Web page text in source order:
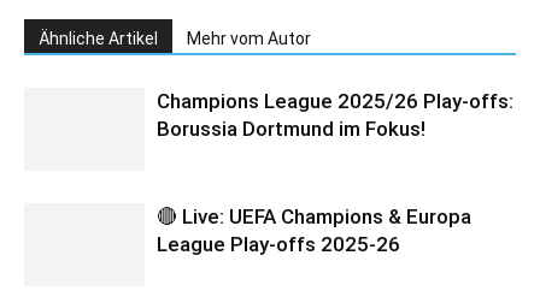
Ähnliche Artikel Mehr vom Autor
Champions League 2025/26 Play-offs:
Borussia Dortmund im Fokus!
🔴 Live: UEFA Champions & Europa
League Play-offs 2025-26